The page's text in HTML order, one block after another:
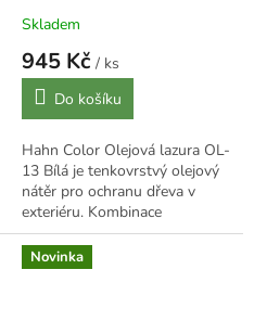
- Weiss
Skladem
945 Kč / ks
Měrná
cena: Do košíku
Hahn Color Olejová lazura OL-
13 Bílá je tenkovrstvý olejový
nátěr pro ochranu dřeva v
exteriéru. Kombinace
alkydových pryskyřic a lněného
oleje proniká do struktury
dřeva,...
Novinka